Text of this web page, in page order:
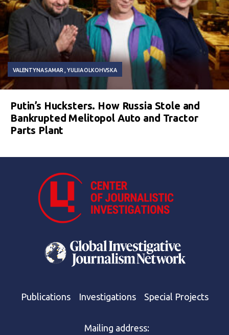
VALENTYNA SAMAR YULIIA OLKOHVSKA
Putin’s Hucksters. How Russia Stole and
Bankrupted Melitopol Auto and Tractor
Parts Plant
Publications Investigations Special Projects
Mailing address: